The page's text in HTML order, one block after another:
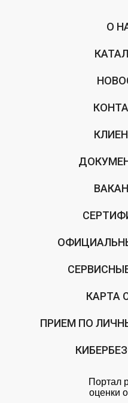
О
КАРТА
ПРИЕМ ПО
Портал
оценки